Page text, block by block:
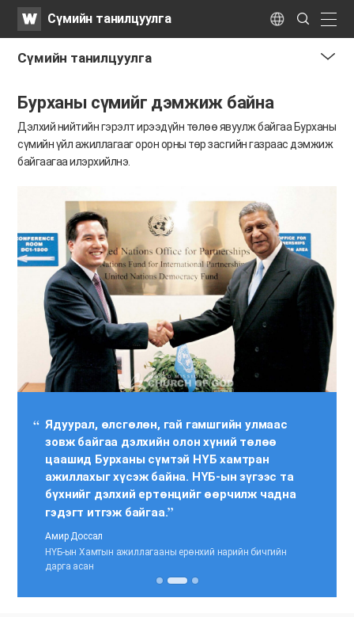
WATVСүмийн танилцуулга Language
Search
Submit
Сүмийн танилцуулга
Бурханы сүмийг дэмжиж байна
Дэлхий нийтийн гэрэлт ирээдүйн төлөө явуулж байгаа Бурханы
сүмийн үйл ажиллагаагорон орны төр засгийн газраас дэмжиж
байгаагаа илэрхийлнэ.
Ядуурал, өлсгөлөн, гай гамшгийн улмаас
зовж байгаа дэлхийн олон хүний төлөө
цаашид Бурханы сүмтэй НҮБ хамтран
ажиллахыг хүсэж байна. НҮБ-ын зүгээс та
бүхнийг дэлхий ертөнцийг өөрчилж чадна
гэдэгт итгэж байгаа.
Амир Доссал
НҮБ-ын Хамтын ажиллагааны ерөнхий нарийн бичгийн
дарга асан